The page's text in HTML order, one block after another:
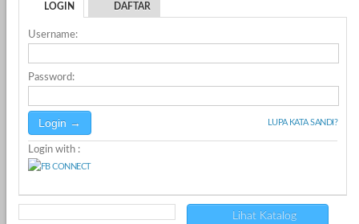
LOGIN DAFTAR
Username:
Password:
LUPA KATA SANDI?
Login with :
Lihat Katalog